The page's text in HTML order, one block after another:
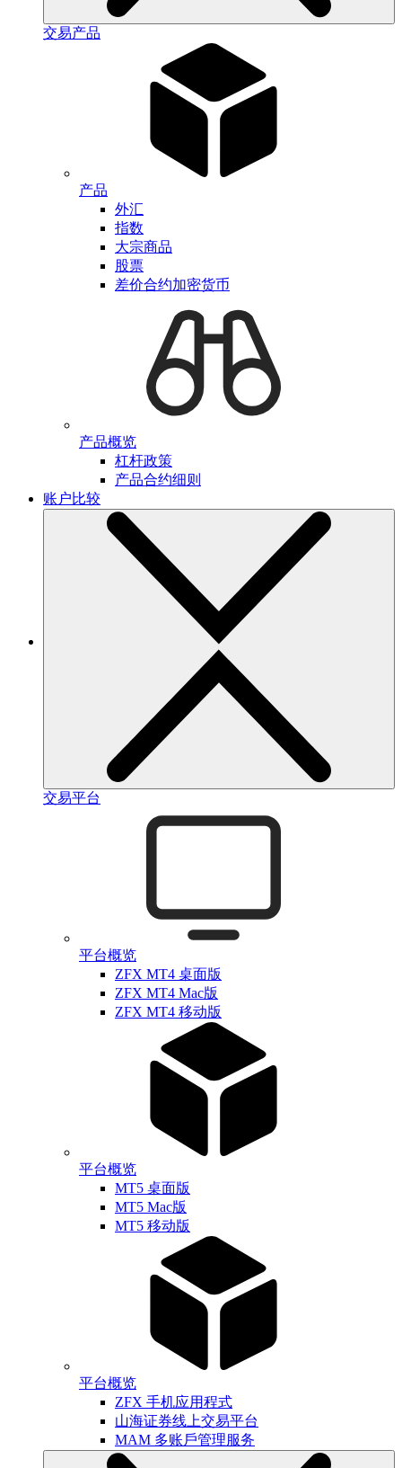
交易产品
产品
外汇
指数
大宗商品
股票
差价合约加密货币
产品概览
杠杆政策
产品合约细则
账户比较
交易平台
平台概览
ZFX MT4 桌面版
ZFX MT4 Mac版
ZFX MT4 移动版
平台概览
MT5 桌面版
MT5 Mac版
MT5 移动版
平台概览
ZFX 手机应用程式
山海证券线上交易平台
MAM 多账戶管理服务